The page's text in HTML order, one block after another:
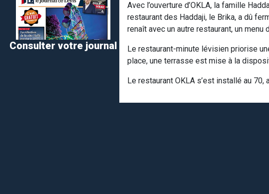
Consulter votre journal
Avec l’ouverture d’OKLA, la famille
restaurant des Haddaji, le Brika, a dû
renaît avec un autre restaurant, un
Le restaurant-minute lévisien priorise
place, une terrasse est mise à la
Le restaurant OKLA s’est installé au 70,